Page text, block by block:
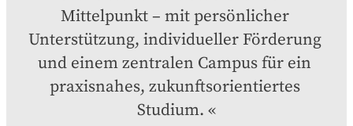
Mittelpunkt – mit persönlicher
Unterstützung, individueller Förderung
und einem zentralen Campus für ein
praxisnahes, zukunftsorientiertes
Studium.